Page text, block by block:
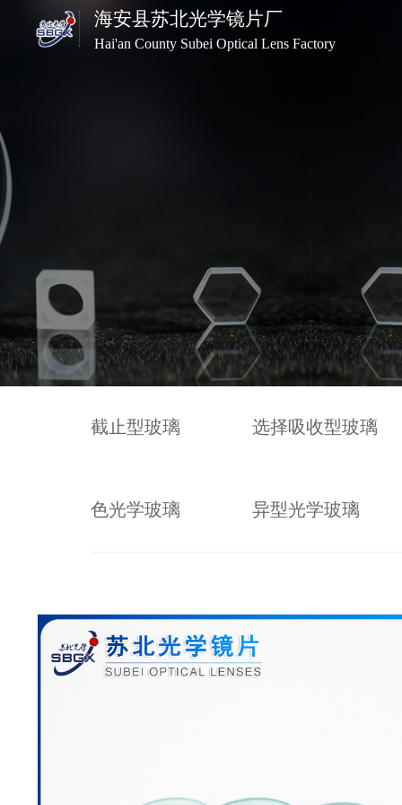
海安县苏北光学镜片厂
Hai'an County Subei Optical Lens Factory
截止型玻璃 选择吸收型玻璃
色光学玻璃 异型光学玻璃